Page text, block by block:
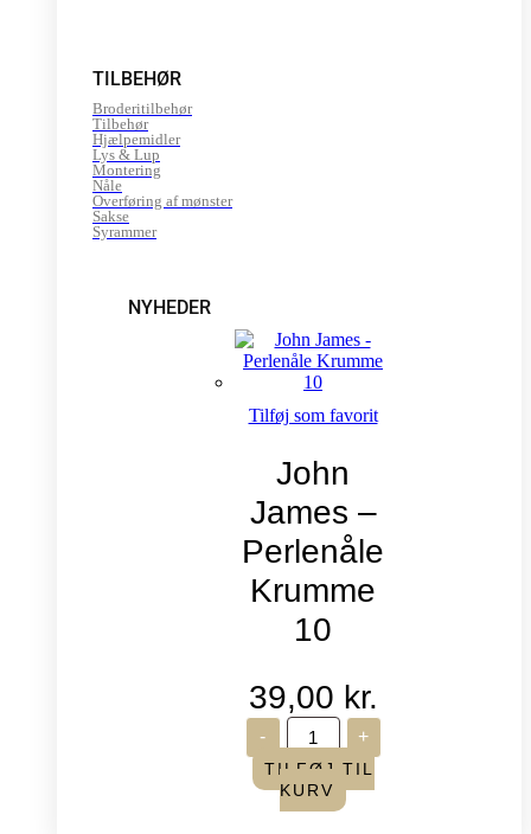
TILBEHØR
Broderitilbehør
Tilbehør
Hjælpemidler
Lys & Lup
Montering
Nåle
Overføring af mønster
Sakse
Syrammer
NYHEDER
Tilføj som favorit
John
James –
Perlenåle
Krumme
10
39,00 kr.
-
John
James
-
Perlenåle
Krumme
+
TILFØJ TIL
KURV